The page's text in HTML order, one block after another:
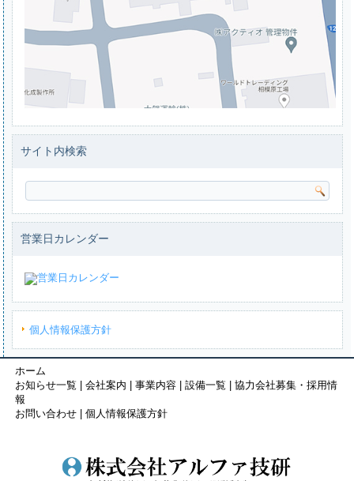
サイト内検索
営業日カレンダー
個人情報保護方針
ホーム
お知らせ一覧
会社案内 事業内容| 設備一覧
協力会社募集・採用情
報
お問い合わせ| 個人情報保護方針